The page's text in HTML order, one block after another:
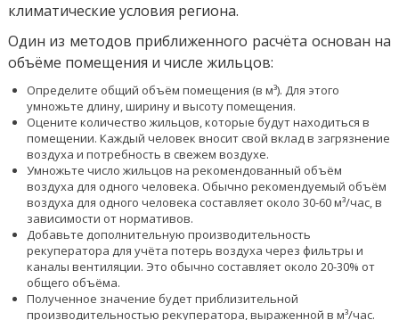
климатические условия региона.
Один из методов приближенного расчёта основан на
объёме помещения и числе жильцов:
Определите общий объём помещения (в м³). Для этого
умножьте длину, ширину и высоту помещения.
Оцените количество жильцов, которые будут находиться в
помещении. Каждый человек вносит свой вклад в загрязнение
воздуха и потребность в свежем воздухе.
Умножьте число жильцов на рекомендованный объём
воздуха для одного человека. Обычно рекомендуемый объём
воздуха для одного человека составляет около 30-60 м³/час, в
зависимости от нормативов.
Добавьте дополнительную производительность
рекуператора для учёта потерь воздуха через фильтры и
каналы вентиляции. Это обычно составляет около 20-30% от
общего объёма.
Полученное значение будет приблизительной
производительностью рекуператора, выраженной в м³/час.